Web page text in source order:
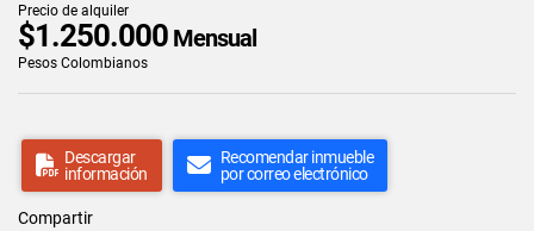
Precio de alquiler
$1.250.000 Mensual
Pesos Colombianos
Descargar
información
Recomendar inmueble
por correo electrónico
Compartir